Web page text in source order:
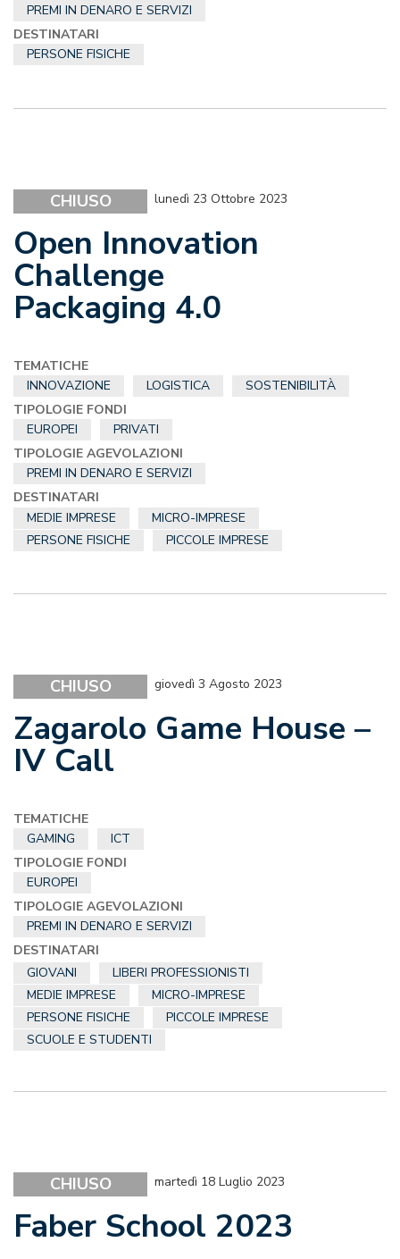
PREMI IN DENARO E SERVIZI
DESTINATARI
PERSONE FISICHE
CHIUSO lunedì 23 Ottobre 2023
Open Innovation
Challenge
Packaging 4.0
TEMATICHE
INNOVAZIONE
LOGISTICA
SOSTENIBILITÀ
TIPOLOGIE FONDI
EUROPEI
PRIVATI
TIPOLOGIE AGEVOLAZIONI
PREMI IN DENARO E SERVIZI
DESTINATARI
MEDIE IMPRESE
MICRO-IMPRESE
PERSONE FISICHE
PICCOLE IMPRESE
CHIUSO giovedì 3 Agosto 2023
Zagarolo Game House –
IV Call
TEMATICHE
GAMING
ICT
TIPOLOGIE FONDI
EUROPEI
TIPOLOGIE AGEVOLAZIONI
PREMI IN DENARO E SERVIZI
DESTINATARI
GIOVANI
LIBERI PROFESSIONISTI
MEDIE IMPRESE
MICRO-IMPRESE
PERSONE FISICHE
PICCOLE IMPRESE
SCUOLE E STUDENTI
CHIUSO martedì 18 Luglio 2023
Faber School 2023